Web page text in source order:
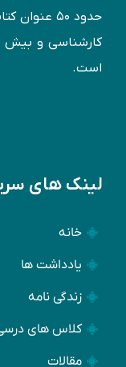
حدود ۵۰
است.
لینک های
خانه
یادداشت ها
زندگی نامه
کلاس های
مقالات